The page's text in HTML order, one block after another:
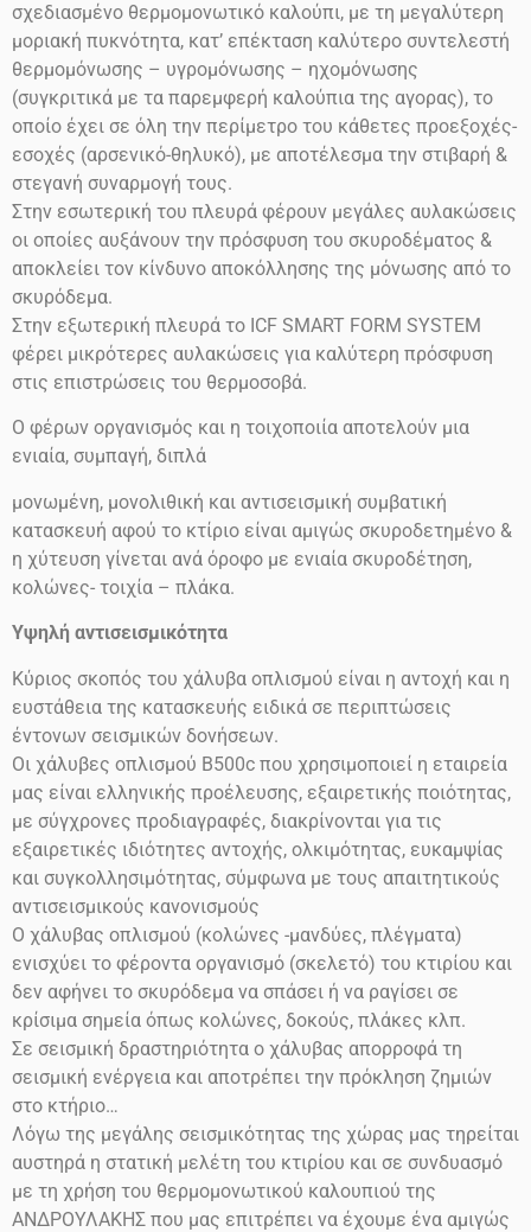
σχεδιασμένο θερμομονωτικό καλούπι, με τη μεγαλύτερη
μοριακή πυκνότητα, κατ’ επέκταση καλύτερο συντελεστή
θερμομόνωσης – υγρομόνωσης – ηχομόνωσης
(συγκριτικά με τα παρεμφερή καλούπια της αγορας), το
οποίο έχει σε όλη την περίμετρο του κάθετες προεξοχές-
εσοχές (αρσενικό-θηλυκό), με αποτέλεσμα την στιβαρή &
στεγανή συναρμογή τους.
Στην εσωτερική του πλευρά φέρουν μεγάλες αυλακώσεις
οι οποίες αυξάνουν την πρόσφυση του σκυροδέματος &
αποκλείει τον κίνδυνο αποκόλλησης της μόνωσης από το
σκυρόδεμα.
Στην εξωτερική πλευρά το ICF SMART FORM SYSTEM
φέρει μικρότερες αυλακώσεις για καλύτερη πρόσφυση
στις επιστρώσεις του θερμοσοβά.
Ο φέρων οργανισμός και η τοιχοποιία αποτελούν μια
ενιαία, συμπαγή, διπλά
μονωμένη, μονολιθική και αντισεισμική συμβατική
κατασκευή αφού το κτίριο είναι αμιγώς σκυροδετημένο &
η χύτευση γίνεται ανά όροφο με ενιαία σκυροδέτηση,
κολώνες- τοιχία – πλάκα.
Υψηλή αντισεισμικότητα
Κύριος σκοπός του χάλυβα οπλισμού είναι η αντοχή και η
ευστάθεια της κατασκευής ειδικά σε περιπτώσεις
έντονων σεισμικών δονήσεων.
Οι χάλυβες οπλισμού Β500c που χρησιμοποιεί η εταιρεία
μας είναι ελληνικής προέλευσης, εξαιρετικής ποιότητας,
με σύγχρονες προδιαγραφές, διακρίνονται για τις
εξαιρετικές ιδιότητες αντοχής, ολκιμότητας, ευκαμψίας
και συγκολλησιμότητας, σύμφωνα με τους απαιτητικούς
αντισεισμικούς κανονισμούς
Ο χάλυβας οπλισμού (κολώνες -μανδύες, πλέγματα)
ενισχύει το φέροντα οργανισμό (σκελετό) του κτιρίου και
δεν αφήνει το σκυρόδεμα να σπάσει ή να ραγίσει σε
κρίσιμα σημεία όπως κολώνες, δοκούς, πλάκες κλπ.
Σε σεισμική δραστηριότητα ο χάλυβας απορροφά τη
σεισμική ενέργεια και αποτρέπει την πρόκληση ζημιών
στο κτήριο…
Λόγω της μεγάλης σεισμικότητας της χώρας μας τηρείται
αυστηρά η στατική μελέτη του κτιρίου και σε συνδυασμό
με τη χρήση του θερμομονωτικού καλουπιού της
ΑΝΔΡΟΥΛΑΚΗΣ που μας επιτρέπει να έχουμε ένα αμιγώς